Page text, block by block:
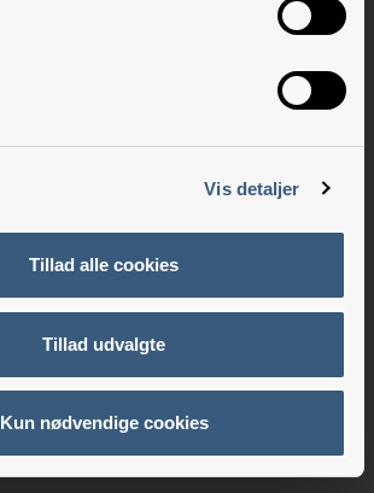
Vis detaljer
Tillad alle cookies
Tillad udvalgte
Kun nødvendige cookies